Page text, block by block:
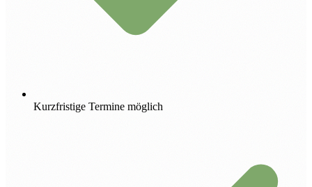
Kurzfristige Termine möglich